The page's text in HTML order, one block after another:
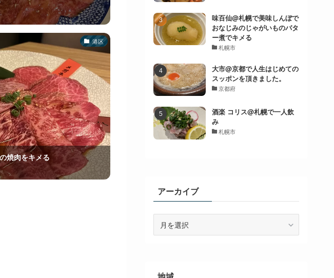
港区
焼肉をキメる
味百仙@札幌で美味しんぼで
おなじみのじゃがいものバタ
ー煮でキメる
札幌市
大市@京都で人生はじめての
スッポンを頂きました。
京都府
酒楽 コリス@札幌で一人飲
み
札幌市
アーカイブ